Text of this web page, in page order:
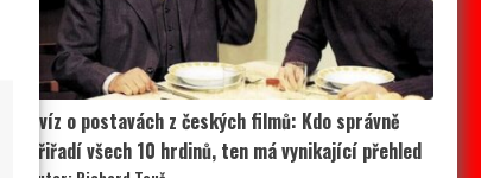
Kvíz o postavách z českých filmů: Kdo správně
přiřadí všech 10 hrdinů, ten má vynikající přehled